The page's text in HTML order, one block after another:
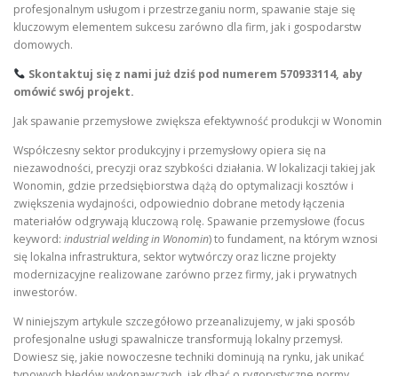
profesjonalnym usługom i przestrzeganiu norm, spawanie staje się
kluczowym elementem sukcesu zarówno dla firm, jak i gospodarstw
domowych.
Skontaktuj się z nami już dziś pod numerem 570933114, aby
omówić swój projekt.
Jak spawanie przemysłowe zwiększa efektywność produkcji w Wonomin
Współczesny sektor produkcyjny i przemysłowy opiera się na
niezawodności, precyzji oraz szybkości działania. W lokalizacji takiej jak
Wonomin, gdzie przedsiębiorstwa dążą do optymalizacji kosztów i
zwiększenia wydajności, odpowiednio dobrane metody łączenia
materiałów odgrywają kluczową rolę. Spawanie przemysłowe (focus
keyword: industrial welding in Wonomin) to fundament, na którym wznosi
się lokalna infrastruktura, sektor wytwórczy oraz liczne projekty
modernizacyjne realizowane zarówno przez firmy, jak i prywatnych
inwestorów.
W niniejszym artykule szczegółowo przeanalizujemy, w jaki sposób
profesjonalne usługi spawalnicze transformują lokalny przemysł.
Dowiesz się, jakie nowoczesne techniki dominują na rynku, jak unikać